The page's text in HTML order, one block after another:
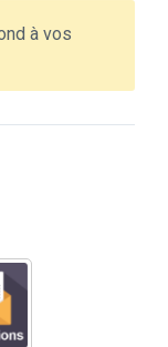
à vos